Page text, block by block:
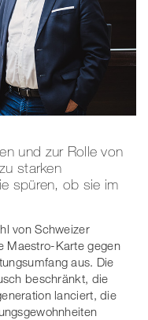
und zur Rolle von
starken
spüren, ob sie im
von Schweizer
Maestro-Karte gegen
aus. Die
beschränkt, die
lanciert, die